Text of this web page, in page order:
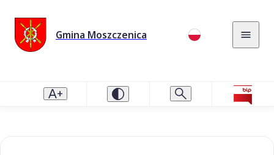
Gmina Moszczenica